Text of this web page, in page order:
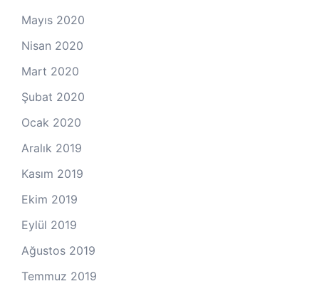
Mayıs 2020
Nisan 2020
Mart 2020
Şubat 2020
Ocak 2020
Aralık 2019
Kasım 2019
Ekim 2019
Eylül 2019
Ağustos 2019
Temmuz 2019